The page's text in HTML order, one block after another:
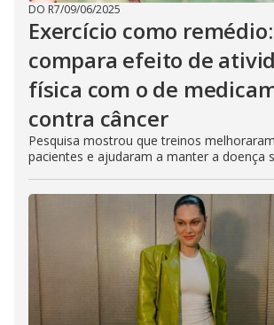
DO R7/09/06/2025
Exercício como
compara efeito de
física com o de
contra câncer
Pesquisa mostrou que treinos
pacientes e ajudaram a manter a doença